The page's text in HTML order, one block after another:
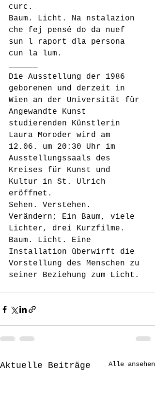
curc.
Baum. Licht. Na nstalazion
che fej pensé do da nuef
sun l raport dla persona
cun la lum.
Die Ausstellung der 1986
geborenen und derzeit in
Wien an der Universität für
Angewandte Kunst
studierenden Künstlerin
Laura Moroder wird am
12.06. um 20:30 Uhr im
Ausstellungssaals des
Kreises für Kunst und
Kultur in St. Ulrich
eröffnet.
Sehen. Verstehen.
Verändern; Ein Baum, viele
Lichter, drei Kurzfilme.
Baum. Licht. Eine
Installation überwirft die
Vorstellung des Menschen zu
seiner Beziehung zum Licht.
Aktuelle Beiträge Alle ansehen